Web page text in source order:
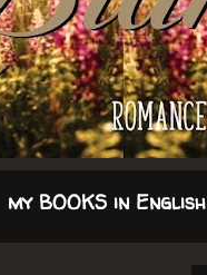
my BOOKS in English